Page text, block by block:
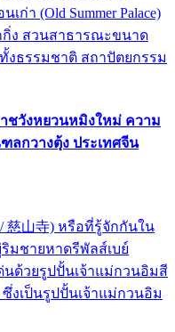
ก่า (Old Summer Palace)
ง สวนสาธารณะขนาด
งธรรมชาติ สถาปัตยกรรม
าชวังหยวนหมิงใหม่ ความ
กวางตุ้ง ประเทศจีน
/ 慈山寺) หรือที่รู้จักกันใน
มชายหาดรีพัลส์เบย์
ด่นด้วยรูปปั้นเจ้าแม่กวนอิมสี
งเป็นรูปปั้นเจ้าแม่กวนอิม